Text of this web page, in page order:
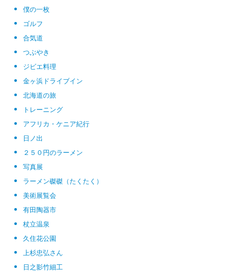
僕の一枚
ゴルフ
合気道
つぶやき
ジビエ料理
金ヶ浜ドライブイン
北海道の旅
トレーニング
アフリカ・ケニア紀行
日ノ出
２５０円のラーメン
写真展
ラーメン磔磔（たくたく）
美術展覧会
有田陶器市
杖立温泉
久住花公園
上杉忠弘さん
日之影竹細工